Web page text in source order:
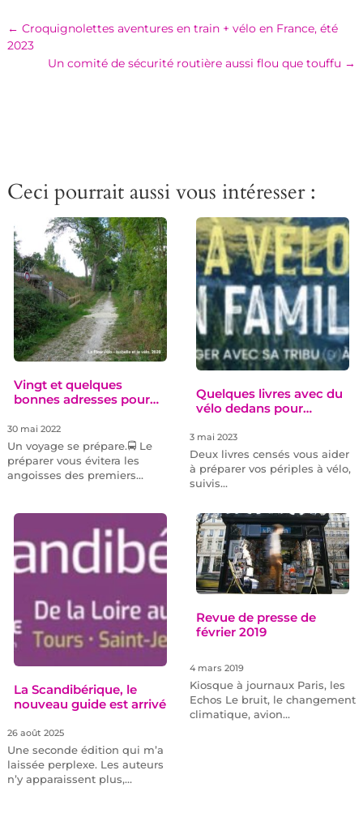
← Croquignolettes aventures en train + vélo en France, été
2023
Un comité de sécurité routière aussi flou que touffu →
Ceci pourrait aussi vous intéresser :
Vingt et quelques
bonnes adresses pour…
30 mai 2022
Un voyage se prépare.🚍 Le
préparer vous évitera les
angoisses des premiers…
Quelques livres avec du
vélo dedans pour…
3 mai 2023
Deux livres censés vous aider
à préparer vos périples à vélo,
suivis…
La Scandibérique, le
nouveau guide est arrivé
26 août 2025
Une seconde édition qui m’a
laissée perplexe. Les auteurs
n’y apparaissent plus,…
Revue de presse de
février 2019
4 mars 2019
Kiosque à journaux Paris, les
Echos Le bruit, le changement
climatique, avion…